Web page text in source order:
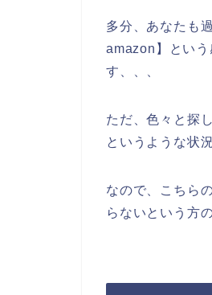
多分、あなたも
amazon】という
す、、、
ただ、色々と探
というような状
なので、こちら
らないという方